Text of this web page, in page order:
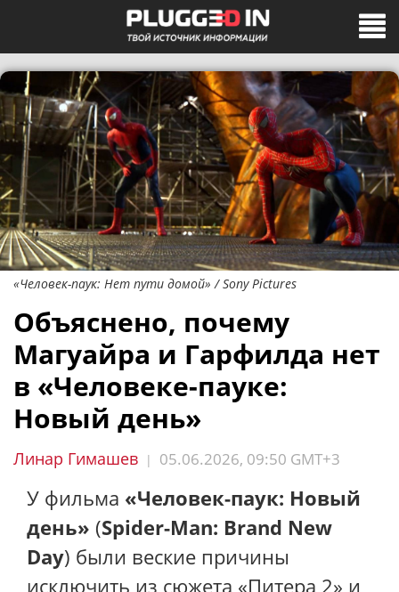
«Человек-паук: Нет пути домой» / Sony Pictures
Объяснено, почему
Магуайра и Гарфилда нет
в «Человеке-пауке:
Новый день»
Линар Гимашев | 05.06.2026, 09:50 GMT+3
У фильма «Человек-паук: Новый
день» (Spider-Man: Brand New
Day) были веские причины
исключить из сюжета «Питера 2» и